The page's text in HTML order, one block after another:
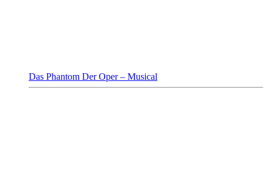
Das Phantom Der Oper – Musical